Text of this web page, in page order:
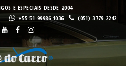
Buscar
E ESPECIAIS DESDE 2004
+55 51 99986 1036 (051) 3779 2242